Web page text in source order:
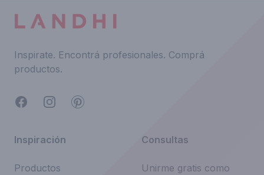
Inspirate. Encontrá profesionales. Comprá
productos.
FacebookInstagramPinterest
Inspiración
Productos
Consultas
Unirme gratis como